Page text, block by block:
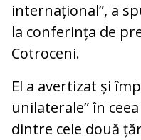
internațional”, a
la conferința de
Cotroceni.
El a avertizat și
unilaterale” în
dintre cele două